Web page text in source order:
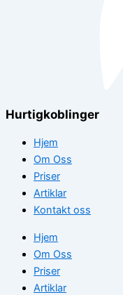
Hurtigkoblinger
Hjem
Om Oss
Priser
Artiklar
Kontakt oss
Hjem
Om Oss
Priser
Artiklar